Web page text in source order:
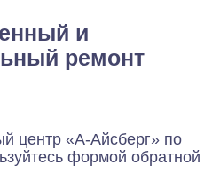
и
ремонт
центр «А-Айсберг» по
формой обратной